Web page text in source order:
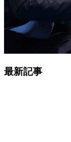
最新記事